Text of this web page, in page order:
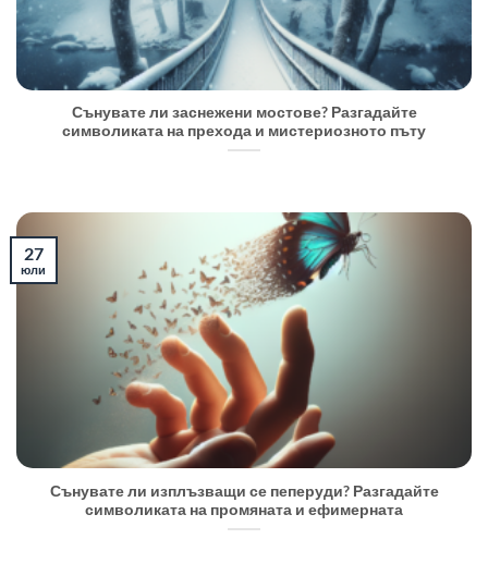
Сънувате ли заснежени мостове? Разгадайте
символиката на прехода и мистериозното пъту
Сънувате ли изплъзващи се пеперуди? Разгадайте
символиката на промяната и ефимерната
27
юли